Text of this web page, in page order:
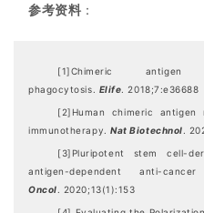
参考资料 ：
[1]Chimeric
phagocytosis. Elife . 2018;7:e36688
[2]Human chimeric
immunotherapy.Nat Biotechnol .
[3]Pluripotent stem cell-
antigen-dependent anti-
Oncol . 2020;13(1):153